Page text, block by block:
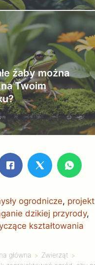
żaby można
Twoim
ogrodnicze, projekt
dzikiej przyrody,
kształtowania
główna
Zwierząt